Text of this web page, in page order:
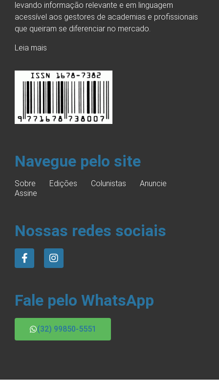
levando informação relevante e em linguagem
acessível aos gestores de academias e profissionais
que queiram se diferenciar no mercado.
Leia mais
Navegue pelo site
Sobre Edições Colunistas
Anuncie
Assine
Nossas redes sociais
Fale pelo WhatsApp
(32) 99850-5551